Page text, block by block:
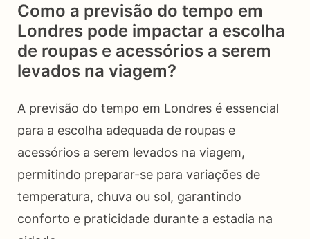
Como a previsão do tempo em
Londres pode impactar a escolha
de roupas e acessórios a serem
levados na viagem?
A previsão do tempo em Londres é essencial
para a escolha adequada de roupas e
acessórios a serem levados na viagem,
permitindo preparar-se para variações de
temperatura, chuva ou sol, garantindo
conforto e praticidade durante a estadia na